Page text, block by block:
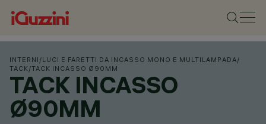
INTERNI /LUCI E FARETTI DA INCASSO MONO E MULTILAMPADA/
TACK/TACK INCASSO Ø90MM
TACK INCASSO
Ø90MM